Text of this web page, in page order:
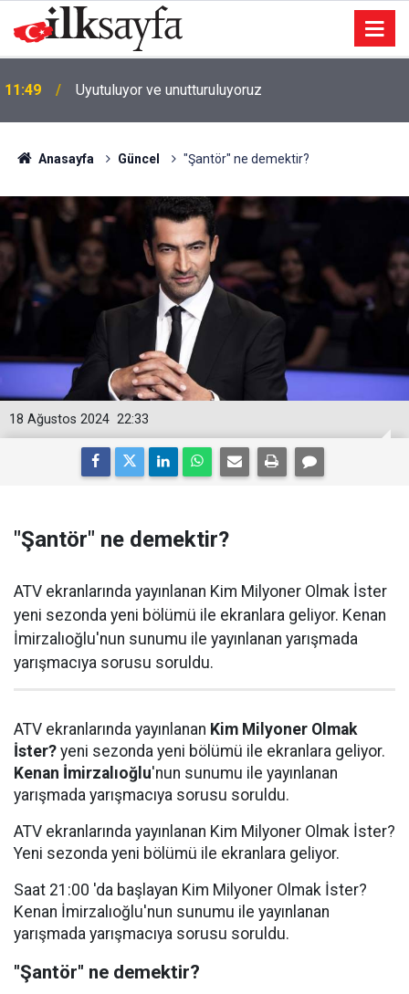
11:49 Uyutuluyor ve unutturuluyoruz
Anasayfa Güncel "Şantör" ne demektir?
22:33
18 Ağustos 2024
"Şantör" ne demektir?
ATV ekranlarında yayınlanan Kim Milyoner Olmak İster
yeni sezonda yeni bölümü ile ekranlara geliyor. Kenan
İmirzalıoğlu'nun sunumu ile yayınlanan yarışmada
yarışmacıya sorusu soruldu.
ATV ekranlarında yayınlanan Kim Milyoner Olmak
İster? yeni sezonda yeni bölümü ile ekranlara geliyor.
Kenan İmirzalıoğlu'nun sunumu ile yayınlanan
yarışmada yarışmacıya sorusu soruldu.
ATV ekranlarında yayınlanan Kim Milyoner Olmak İster?
Yeni sezonda yeni bölümü ile ekranlara geliyor.
Saat 21:00 'da başlayan Kim Milyoner Olmak İster?
Kenan İmirzalıoğlu'nun sunumu ile yayınlanan
yarışmada yarışmacıya sorusu soruldu.
"Şantör" ne demektir?